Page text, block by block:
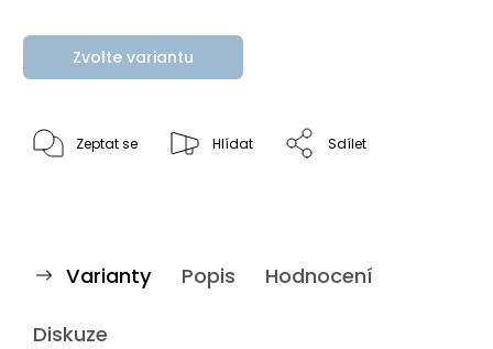
Zvolte variantu
Zeptat se Hlídat Sdílet
Varianty Popis Hodnocení
Diskuze